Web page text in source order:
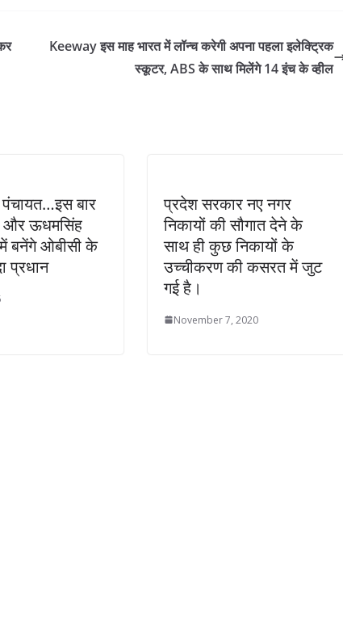
Keeway इस माह भारत में लॉन्च करेगी अपना पहला इलेक्ट्रिक
स्कूटर, ABS के साथ मिलेंगे 14 इंच के व्हील
पंचायत…इस बार
और ऊधमसिंह
बनेंगे ओबीसी के
प्रधान
प्रदेश सरकार नए नगर
निकायों की सौगात देने के
साथ ही कुछ निकायों के
उच्चीकरण की कसरत में जुट
गई है।
November 7, 2020